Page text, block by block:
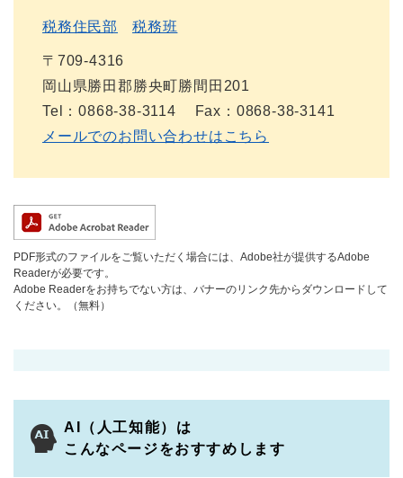
税務住民部 税務班
〒709-4316
岡山県勝田郡勝央町勝間田201
Tel：0868-38-3114
Fax：0868-38-3141
メールでのお問い合わせはこちら
PDF形式のファイルをご覧いただく場合には、Adobe社が提供するAdobe
Readerが必要です。
Adobe Readerをお持ちでない方は、バナーのリンク先からダウンロードして
ください。（無料）
AI（人工知能）は
こんなページをおすすめします